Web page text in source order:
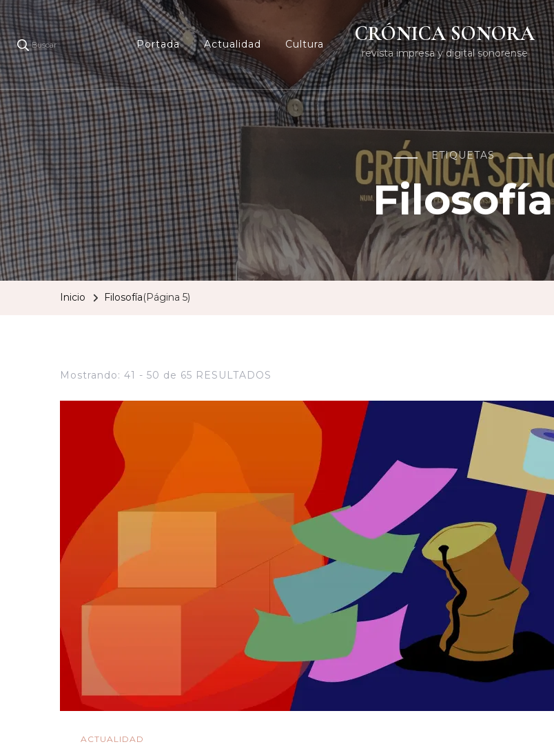
Buscar Portada Actualidad Cultura CRÓNICA SONORA
revista impresa y digital sonorense
ETIQUETAS
Filosofía
Inicio Filosofía(Página 5)
Mostrando: 41 - 50 de 65 RESULTADOS
ACTUALIDAD